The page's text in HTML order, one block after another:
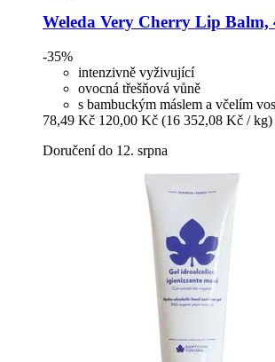
Weleda Very Cherry Lip Balm,
-35%
intenzivně vyživující
ovocná třešňová vůně
s bambuckým máslem a včelím
78,49 Kč 120,00 Kč (16 352,08 Kč / kg)
Doručení do 12. srpna